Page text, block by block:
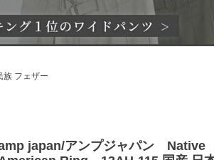
フェザー
japan/アンプジャパン Native